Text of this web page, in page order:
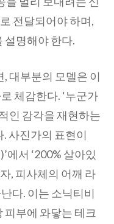
전달되어야 하며,
설명해야 한다.
대부분의 모델은 이
체감한다. ‘누군가
인 감각을 재현하는
사진가의 표현이
에서 ‘200% 살아있
, 피사체의 어깨 라
다. 이는 소닉티비
피부에 와닿는 테크